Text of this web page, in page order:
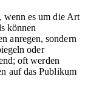
wenn es um die Art
können
anregen, sondern
oder
oft werden
auf das Publikum